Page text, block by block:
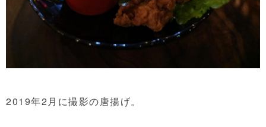
2019年2月に撮影の唐揚げ。